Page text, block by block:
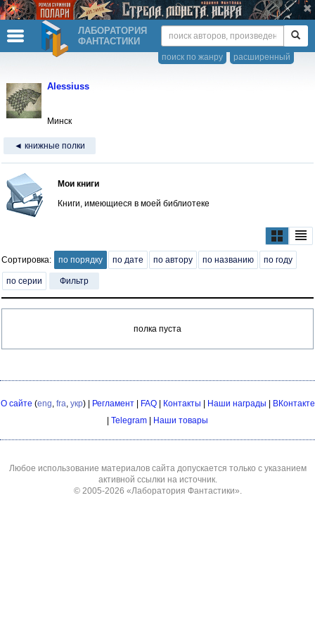
ЛАБОРАТОРИЯ
ФАНТАСТИКИ
расширенный
поиск по жанру
Alessiuss
Минск
◄ книжные полки
Мои книги
Книги, имеющиеся в моей библиотеке
Сортировка: по порядку по дате по автору по названию по году
по серии Фильтр
полка пуста
О сайте (eng, fra, укр) | Регламент| FAQ| Контакты Наши награды
ВКонтакте
Telegram Наши товары
Любое использование материалов сайта допускается только с указанием
активной ссылки на источник.
© 2005-2026 «Лаборатория Фантастики».